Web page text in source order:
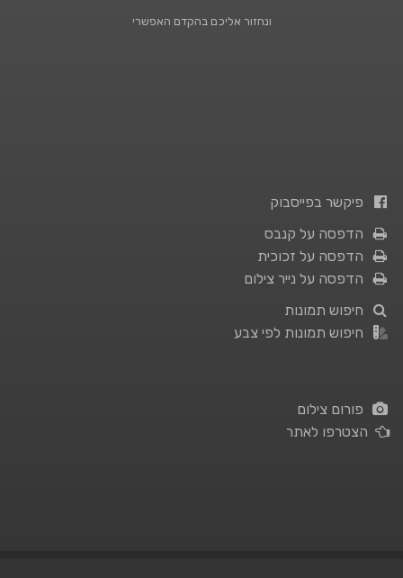
ונחזור אליכם בהקדם האפשרי
פיקשר בפייסבוק
הדפסה על קנבס
הדפסה על זכוכית
הדפסה על נייר צילום
חיפוש תמונות
חיפוש תמונות לפי צבע
פורום צילום
הצטרפו לאתר